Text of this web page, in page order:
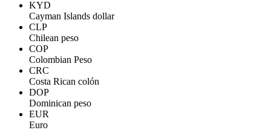
KYD
Cayman Islands dollar
CLP
Chilean peso
COP
Colombian Peso
CRC
Costa Rican colón
DOP
Dominican peso
EUR
Euro